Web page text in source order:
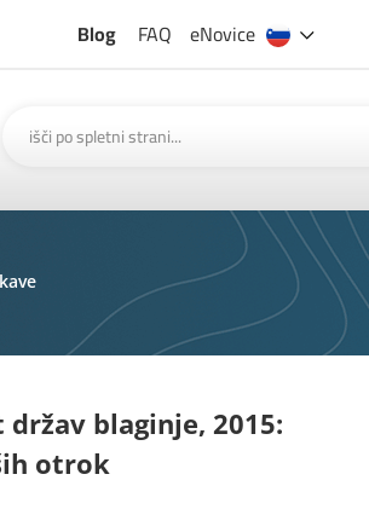
Blog FAQ eNovice
blaginje, 2015:
otrok